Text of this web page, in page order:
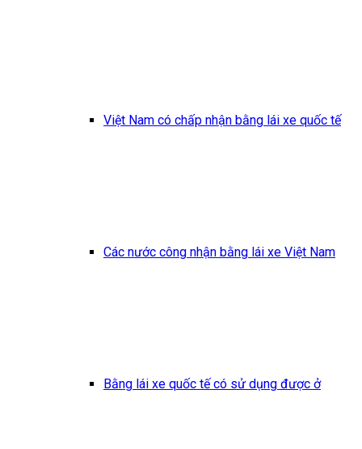
Việt Nam có chấp nhận bằng lái xe quốc tế
Các nước công nhận bằng lái xe Việt Nam
Bằng lái xe quốc tế có sử dụng được ở